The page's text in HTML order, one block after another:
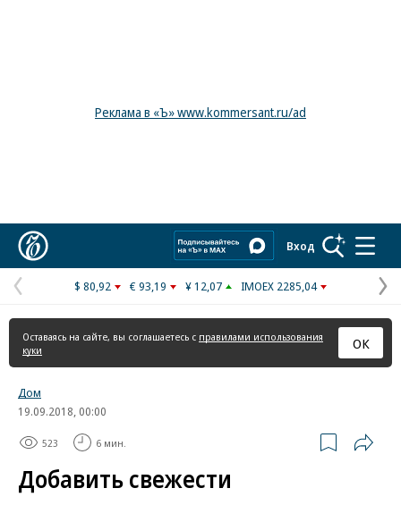
Реклама в «Ъ» www.kommersant.ru/ad
Вход
Предыдущая
страница
$ 80,92 € 93,19 ¥ 12,07 IMOEX 2285,04
Оставаясь на сайте, вы соглашаетесь с правилами использования
куки
ОК
Дом
19.09.2018, 00:00
523 6 мин.
Добавить свежести